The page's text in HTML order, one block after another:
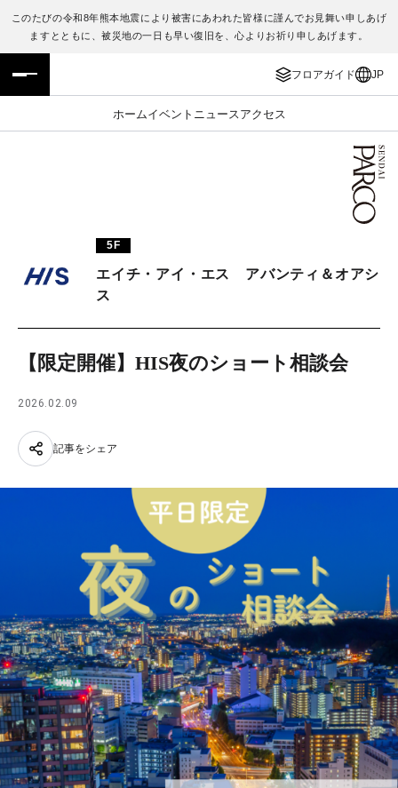
このたびの令和8年熊本地震により被害にあわれた皆様に謹んでお見舞い申しあげ
ますとともに、被災地の一日も早い復旧を、心よりお祈り申しあげます。
フロアガイド JP
ホームイベント ニュース アクセス
フロアガイド
施設案内・アクセス
TAX FREE
PARCOメンバーズ
JP
ENGLISH
繁体字
日本語
5F
エイチ・アイ・エス アバンティ＆オアシ
ス
【限定開催】HIS夜のショート相談会
2026.02.09
記事をシェア